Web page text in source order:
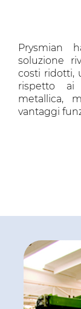
Prysmian
soluzione
costi ridotti,
rispetto ai
metallica,
vantaggi